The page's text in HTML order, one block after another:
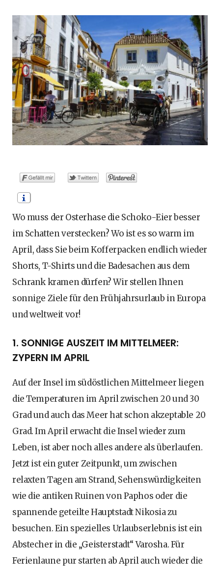
o
o
k
t
t
e
r
)
g
r
a
m
r
e
b
Wo muss der Osterhase die Schoko-Eier besser
im Schatten verstecken? Wo ist es so warm im
April, dass Sie beim Kofferpacken endlich wieder
Shorts, T-Shirts und die Badesachen aus dem
Schrank kramen dürfen? Wir stellen Ihnen
sonnige Ziele für den Frühjahrsurlaub in Europa
und weltweit vor!
1. SONNIGE AUSZEIT IM MITTELMEER:
ZYPERN IM APRIL
Auf der Insel im südöstlichen Mittelmeer liegen
die Temperaturen im April zwischen 20 und 30
Grad und auch das Meer hat schon akzeptable 20
Grad. Im April erwacht die Insel wieder zum
Leben, ist aber noch alles andere als überlaufen.
Jetzt ist ein guter Zeitpunkt, um zwischen
relaxten Tagen am Strand, Sehenswürdigkeiten
wie die antiken Ruinen von Paphos oder die
spannende geteilte Hauptstadt Nikosia zu
besuchen. Ein spezielles Urlaubserlebnis ist ein
Abstecher in die „Geisterstadt“ Varosha. Für
Ferienlaune pur starten ab April auch wieder die